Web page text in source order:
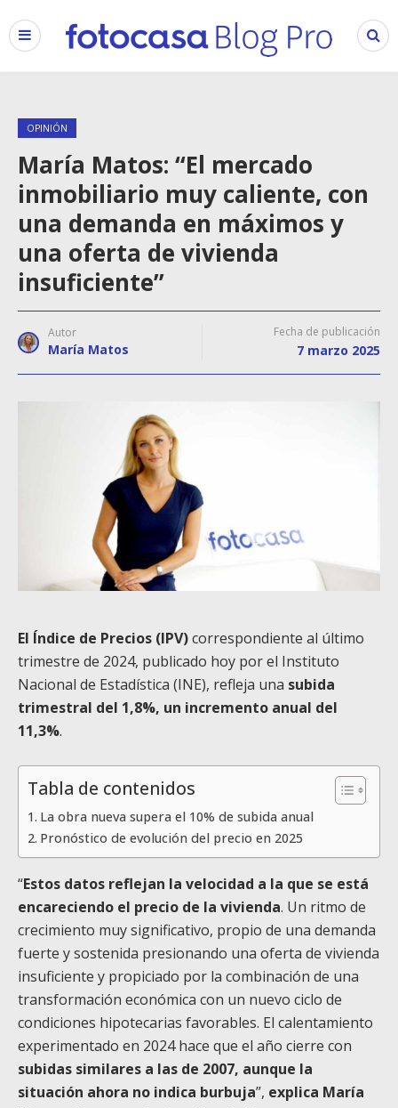
OPINIÓN
María Matos: “El mercado
inmobiliario muy caliente, con
una demanda en máximos y
una oferta de vivienda
insuficiente”
Autor
María Matos
Fecha de publicación
7 marzo 2025
El Índice de Precios (IPV)correspondiente al último
trimestre de 2024, publicado hoy por el Instituto
Nacional de Estadística (INE), refleja una subida
trimestral del 1,8%, un incremento anual del
11,3%.
Tabla de contenidos
La obra nueva supera el 10% de subida anual
Pronóstico de evolución del precio en 2025
“Estos datos reflejan la velocidad a la que se está
encareciendo el precio de la vivienda. Un ritmo de
crecimiento muy significativo, propio de una demanda
fuerte y sostenida presionando una oferta de vivienda
insuficiente y propiciado por la combinación de una
transformación económica con un nuevo ciclo de
condiciones hipotecarias favorables. El calentamiento
experimentado en 2024 hace que el año cierre con
subidas similares a las de 2007, aunque la
situación ahora no indica burbuja”, explica María